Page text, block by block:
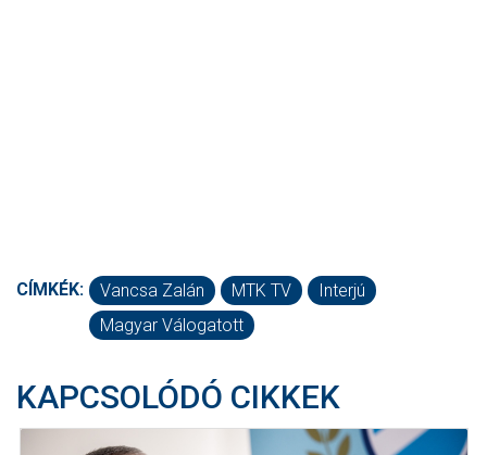
CÍMKÉK: Vancsa Zalán MTK TV
Interjú
Magyar Válogatott
KAPCSOLÓDÓ CIKKEK